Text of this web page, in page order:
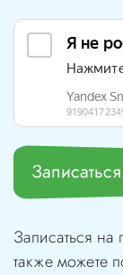
Записаться
также можете